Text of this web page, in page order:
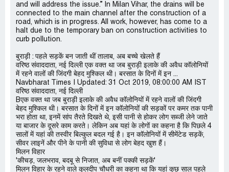
and will address the issue.” In Milan Vihar, the drains will be
connected to the main channel after the construction of a
road, which is in progress. All work, however, has come to a
halt due to the temporary ban on construction activities to
curb pollution.
बुराड़ी : पहले सड़कें बन जाती थीं तालाब, अब बच्चे खेलते हैं
वरिष्ठ संवाददाता, नई दिल्ली एक वक्त था जब बुराड़ी इलाके की अवैध कॉलोनियों
में रहने वालों की जिंदगी बेहद मुश्किल थी। बरसात के दिनों में इन ...
Navbharat Times | Updated: 31 Oct 2019, 08:00:00 AM IST
वरिष्ठ संवाददाता, नई दिल्ली
Bएक वक्त था जब बुराड़ी इलाके की अवैध कॉलोनियों में रहने वालों की जिंदगी
बेहद मुश्किल थी। बरसात के दिनों में इन कॉलोनियों की सड़कों पर कमर तक पानी
भरा होता था, इनमें सांप तैरते दिखते थे, इसी पानी से होकर लोग सब्जी लेने जाते
या बाजार के दूसरे काम करते। लेकिन अब यहां के लोगों का कहना है कि पिछले 4
सालों में यहां की तस्वीर बिल्कुल बदल गई है। इन कॉलोनियों में सीमेंटेड सड़कें,
सीवर लाइनें और पीने के पानी की सुविधा से लोग बेहद खुश हैं।
मिलन विहार
'कीचड़, जलभराव, बदबू से निजात, अब बनीं पक्की सड़कें'
मिलन विहार के रहने वाले कुलदीप चौधरी का कहना था कि यहां कुछ साल पहले